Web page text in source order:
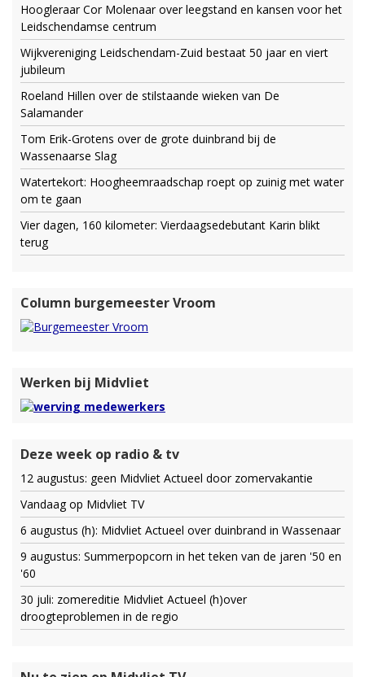
Hoogleraar Cor Molenaar over leegstand en kansen voor het
Leidschendamse centrum
Wijkvereniging Leidschendam-Zuid bestaat 50 jaar en viert
jubileum
Roeland Hillen over de stilstaande wieken van De
Salamander
Tom Erik-Grotens over de grote duinbrand bij de
Wassenaarse Slag
Watertekort: Hoogheemraadschap roept op zuinig met water
om te gaan
Vier dagen, 160 kilometer: Vierdaagsedebutant Karin blikt
terug
Column burgemeester Vroom
Werken bij Midvliet
Deze week op radio & tv
12 augustus: geen Midvliet Actueel door zomervakantie
Vandaag op Midvliet TV
6 augustus (h): Midvliet Actueel over duinbrand in Wassenaar
9 augustus: Summerpopcorn in het teken van de jaren '50 en
'60
30 juli: zomereditie Midvliet Actueel (h)over
droogteproblemen in de regio